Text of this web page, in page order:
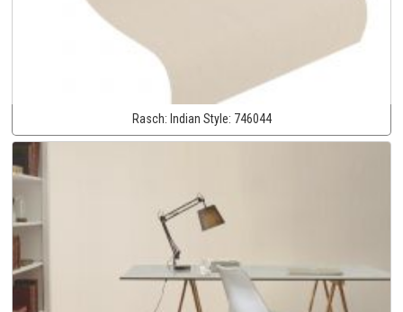
Rasch: Indian Style: 746044